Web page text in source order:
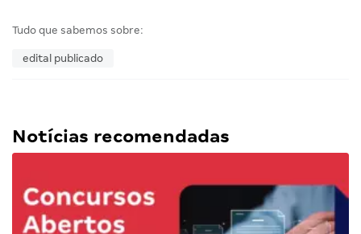
Tudo que sabemos sobre:
edital publicado
Notícias recomendadas